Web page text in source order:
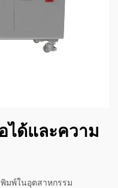
ได้และความ
มพ์ในอุตสาหกรรม